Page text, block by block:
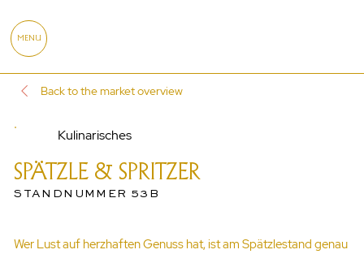
MENU
Back to the market overview
Kulinarisches
SPÄTZLE & SPRITZER
STANDNUMMER 53B
Wer Lust auf herzhaften Genuss hat, ist am Spätzlestand genau